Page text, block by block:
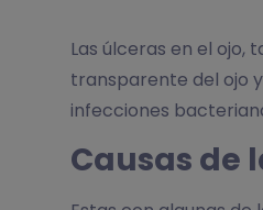
Las úlceras en el
transparente del ojo
infecciones
Causas de